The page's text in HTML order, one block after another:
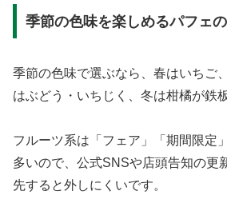
季節の色味を楽しめるパフェ
季節の色味で選ぶなら、春はいちご
はぶどう・いちじく、冬は柑橘が鉄
フルーツ系は「フェア」「期間限定
多いので、公式SNSや店頭告知の更
先すると外しにくいです。